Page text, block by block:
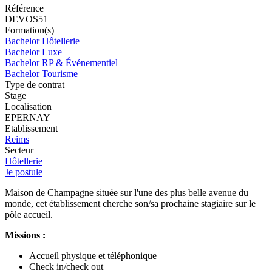
Référence
DEVOS51
Formation(s)
Bachelor Hôtellerie
Bachelor Luxe
Bachelor RP & Événementiel
Bachelor Tourisme
Type de contrat
Stage
Localisation
EPERNAY
Etablissement
Reims
Secteur
Hôtellerie
Je postule
Maison de Champagne située sur l'une des plus belle avenue du
monde, cet établissement cherche son/sa prochaine stagiaire sur le
pôle accueil.
Missions :
Accueil physique et téléphonique
Check in/check out